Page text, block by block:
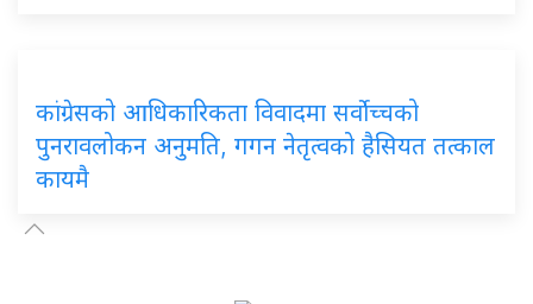
कांग्रेसको आधिकारिकता विवादमा सर्वोच्चको
पुनरावलोकन अनुमति, गगन नेतृत्वको हैसियत तत्काल
कायमै